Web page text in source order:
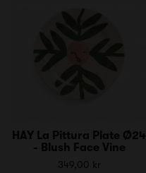
HAY La Pittura Plate Ø24
- Blush Face Vine
349,00 kr